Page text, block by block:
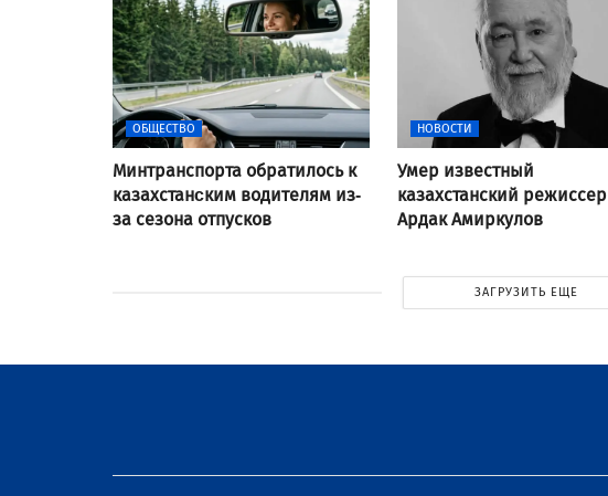
ОБЩЕСТВО
Минтранспорта обратилось к
казахстанcким водителям из-
за сезона отпусков
НОВОСТИ
Умер известный
казахстанский режиссер
Ардак Амиркулов
ЗАГРУЗИТЬ ЕЩЕ